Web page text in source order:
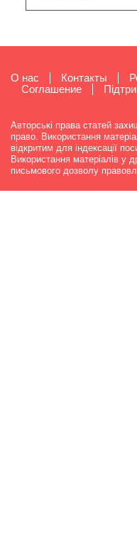
О нас Контакты
Cоглашение
Авторські права статей
право. Використання
відкритим для індексації
Використання матеріалів у
письмового дозволу